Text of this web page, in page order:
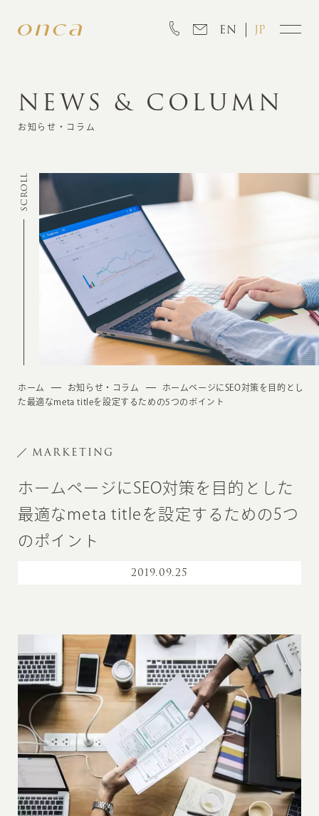
EN JP
INFORMATION
CREATION
MARKETING
NEWS & COLUMN
お知らせ・コラム
SCROLL
ホーム お知らせ・コラム
ホームページにSEO対策を目的とし
た最適なmeta titleを設定するための5つのポイント
MARKETING
ホームページにSEO対策を目的とした
最適なmeta titleを設定するための5つ
のポイント
2019.09.25